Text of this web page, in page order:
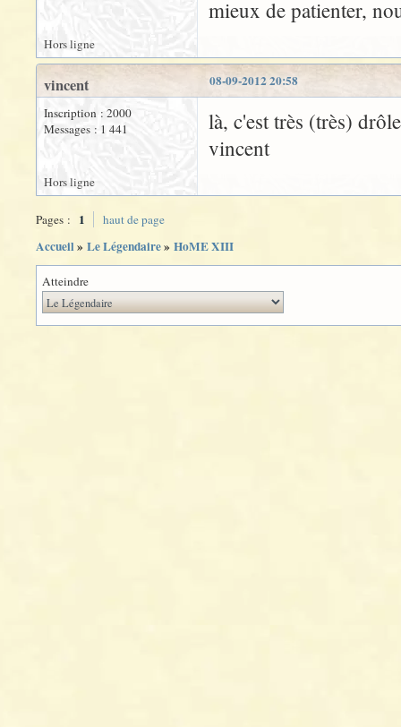
mieux de patienter,
Hors ligne
08-09-2012 20:58
vincent
Inscription : 2000
Messages : 1 441
là, c'est très (très)
vincent
Hors ligne
Pages : 1 haut de page
Accueil» Le Légendaire» HoME XIII
Atteindre